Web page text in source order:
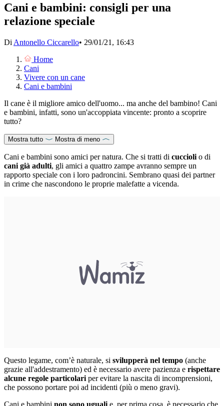
Cani e bambini: consigli per una
relazione speciale
Di Antonello Ciccarello• 29/01/21, 16:43
Home
Cani
Vivere con un cane
Cani e bambini
Il cane è il migliore amico dell'uomo... ma anche del bambino! Cani
e bambini, infatti, sono un'accoppiata vincente: pronto a scoprire
tutto?
Mostra tutto Mostra di meno
Cani e bambini sono amici per natura. Che si tratti di cuccioli o di
cani già adulti, gli amici a quattro zampe avranno sempre un
rapporto speciale con i loro padroncini. Sembrano quasi dei partner
in crime che nascondono le proprie malefatte a vicenda.
Questo legame, com’è naturale, si svilupperà nel tempo (anche
grazie all'addestramento) ed è necessario avere pazienza e rispettare
alcune regole particolari per evitare la nascita di incomprensioni,
che possono portare poi ad incidenti (più o meno gravi).
Cani e bambini non sono uguali e, per prima cosa, è necessario che